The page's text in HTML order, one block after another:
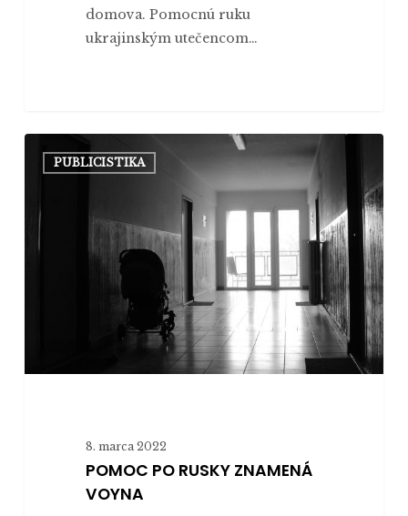
domova. Pomocnú ruku
ukrajinským utečencom…
ZNAMENÁ
VOYNA
PUBLICISTIKA
8. marca 2022
POMOC PO RUSKY ZNAMENÁ
VOYNA